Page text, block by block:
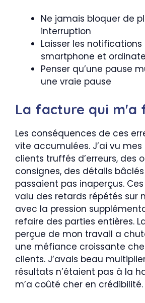
Ne jamais bloquer de
interruption
Laisser les
smartphone et
Penser qu’une pause
une vraie pause
La facture qui m'a
Les conséquences de ces
vite accumulées. J’ai vu mes
clients truffés d’erreurs, des
consignes, des détails
passaient pas inaperçus.
valu des retards répétés sur
avec la pression
refaire des parties entières.
perçue de mon travail a
une méfiance croissante
clients. J’avais beau
résultats n’étaient pas à la
m’a coûté cher en crédibilité.